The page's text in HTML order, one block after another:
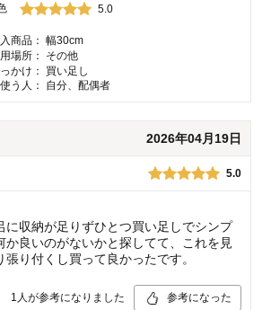
5.0
商品： 幅30cm
場所：
その他
かけ：
買い足し
う人：
自分、配偶者
2026年04月19日
5.0
に収納が足りずひとつ買い足しでシンプ
か良いのがないかと探してて、これを見
り付くし買って良かったです。
1 人が参考になりました 参考になった